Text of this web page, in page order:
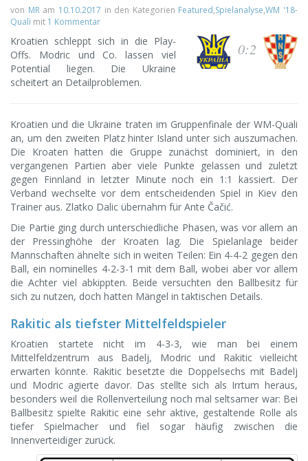
von MRam 10.10.2017 in den Kategorien Featured,Spielanalyse,WM '18-
Quali mit 1 Kommentar
0:2
Kroatien schleppt sich in die Play-
Offs. Modric und Co. lassen viel
Potential liegen. Die Ukraine
scheitert an Detailproblemen.
Kroatien und die Ukraine traten im Gruppenfinale der WM-Quali
an, um den zweiten Platz hinter Island unter sich auszumachen.
Die Kroaten hatten die Gruppe zunächst dominiert, in den
vergangenen Partien aber viele Punkte gelassen und zuletzt
gegen Finnland in letzter Minute noch ein 1:1 kassiert. Der
Verband wechselte vor dem entscheidenden Spiel in Kiev den
Trainer aus. Zlatko Dalic übernahm für Ante Čačić.
Die Partie ging durch unterschiedliche Phasen, was vor allem an
der Pressinghöhe der Kroaten lag. Die Spielanlage beider
Mannschaften ähnelte sich in weiten Teilen: Ein 4-4-2 gegen den
Ball, ein nominelles 4-2-3-1 mit dem Ball, wobei aber vor allem
die Achter viel abkippten. Beide versuchten den Ballbesitz für
sich zu nutzen, doch hatten Mängel in taktischen Details.
Rakitic als tiefster Mittelfeldspieler
Kroatien startete nicht im 4-3-3, wie man bei einem
Mittelfeldzentrum aus Badelj, Modric und Rakitic vielleicht
erwarten könnte. Rakitic besetzte die Doppelsechs mit Badelj
und Modric agierte davor. Das stellte sich als Irrtum heraus,
besonders weil die Rollenverteilung noch mal seltsamer war: Bei
Ballbesitz spielte Rakitic eine sehr aktive, gestaltende Rolle als
tiefer Spielmacher und fiel sogar häufig zwischen die
Innenverteidiger zurück.